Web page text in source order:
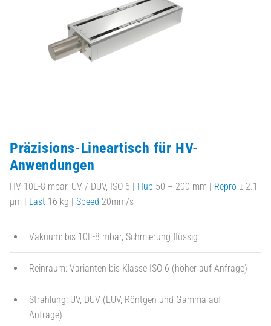
Präzisions-Lineartisch für HV-
Anwendungen
HV 10E-8 mbar, UV / DUV, ISO 6 | Hub 50 – 200 mm | Repro ± 2.1
µm | Last 16 kg | Speed 20mm/s
Vakuum: bis 10E-8 mbar, Schmierung flüssig
Reinraum: Varianten bis Klasse ISO 6 (höher auf Anfrage)
Strahlung: UV, DUV (EUV, Röntgen und Gamma auf
Anfrage)